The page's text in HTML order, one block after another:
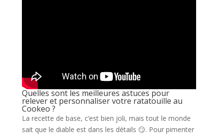
Quelles sont les meilleures astuces pour
relever et personnaliser votre ratatouille au
Cookeo ?
La recette de base, c’est bien joli, mais tout le monde
sait que le diable est dans les détails 😏. Pour pimenter